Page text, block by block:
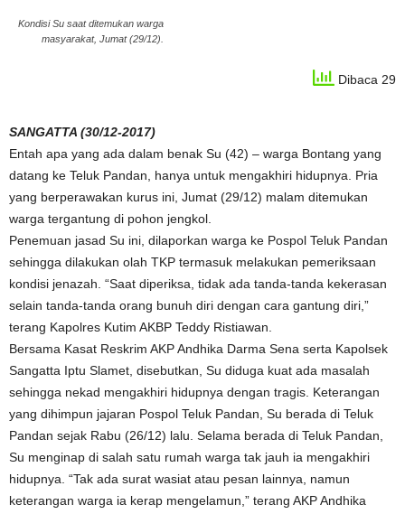
Kondisi Su saat ditemukan warga
masyarakat, Jumat (29/12).
Dibaca 29
SANGATTA (30/12-2017)
Entah apa yang ada dalam benak Su (42) – warga Bontang yang
datang ke Teluk Pandan, hanya untuk mengakhiri hidupnya. Pria
yang berperawakan kurus ini, Jumat (29/12) malam ditemukan
warga tergantung di pohon jengkol.
Penemuan jasad Su ini, dilaporkan warga ke Pospol Teluk Pandan
sehingga dilakukan olah TKP termasuk melakukan pemeriksaan
kondisi jenazah. “Saat diperiksa, tidak ada tanda-tanda kekerasan
selain tanda-tanda orang bunuh diri dengan cara gantung diri,”
terang Kapolres Kutim AKBP Teddy Ristiawan.
Bersama Kasat Reskrim AKP Andhika Darma Sena serta Kapolsek
Sangatta Iptu Slamet, disebutkan, Su diduga kuat ada masalah
sehingga nekad mengakhiri hidupnya dengan tragis. Keterangan
yang dihimpun jajaran Pospol Teluk Pandan, Su berada di Teluk
Pandan sejak Rabu (26/12) lalu. Selama berada di Teluk Pandan,
Su menginap di salah satu rumah warga tak jauh ia mengakhiri
hidupnya. “Tak ada surat wasiat atau pesan lainnya, namun
keterangan warga ia kerap mengelamun,” terang AKP Andhika